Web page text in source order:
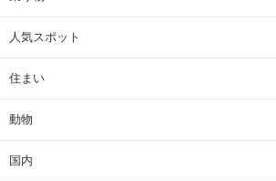
人気スポット
住まい
動物
国内